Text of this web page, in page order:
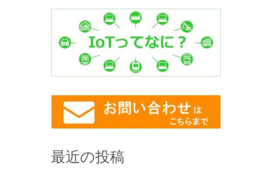
最近の投稿